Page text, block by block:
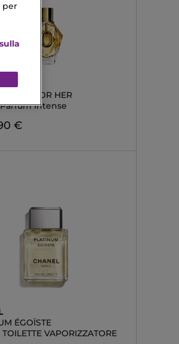
GOLD FOR HER
Intense
€
ÉGOÏSTE
VAPORIZZATORE
per